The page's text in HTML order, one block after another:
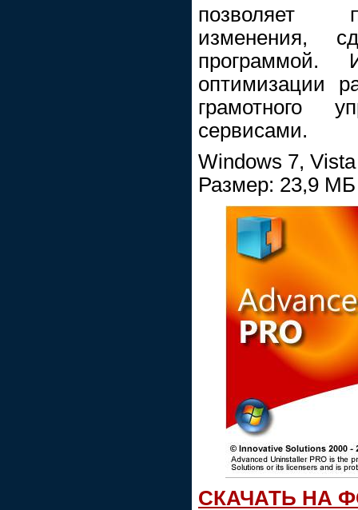
позволяет
изменения,
программой.
оптимизации
грамотного
сервисами.
Windows 7,
Размер: 23,9 МБ
СКАЧАТЬ НА